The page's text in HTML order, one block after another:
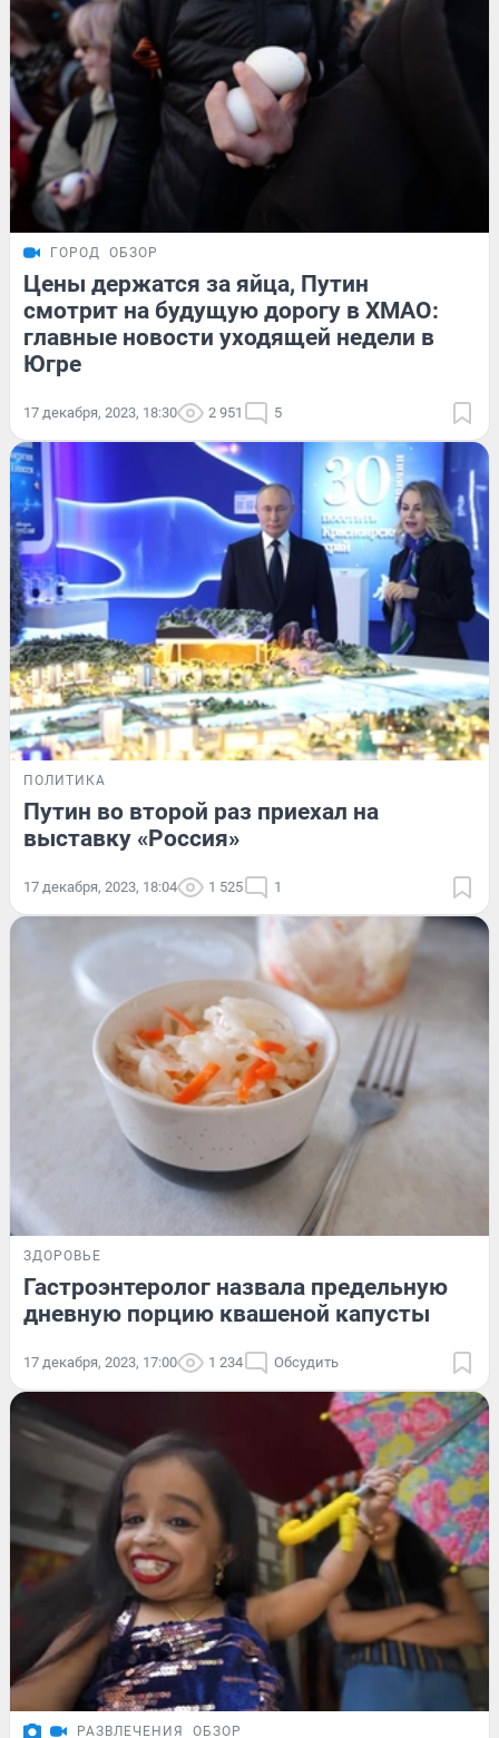
ГОРОД ОБЗОР
Цены держатся за яйца, Путин
смотрит на будущую дорогу в ХМАО:
главные новости уходящей недели в
Югре
17 декабря, 2023, 18:30 2 951 5
ПОЛИТИКА
Путин во второй раз приехал на
выставку «Россия»
17 декабря, 2023, 18:04 1 525 1
ЗДОРОВЬЕ
Гастроэнтеролог назвала предельную
дневную порцию квашеной капусты
17 декабря, 2023, 17:00 1 234 Обсудить
РАЗВЛЕЧЕНИЯ ОБЗОР